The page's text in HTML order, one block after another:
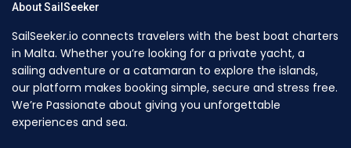
About SailSeeker
SailSeeker.io connects travelers with the best boat charters
in Malta. Whether you’re looking for a private yacht, a
sailing adventure or a catamaran to explore the islands,
our platform makes booking simple, secure and stress free.
We’re Passionate about giving you unforgettable
experiences and sea.